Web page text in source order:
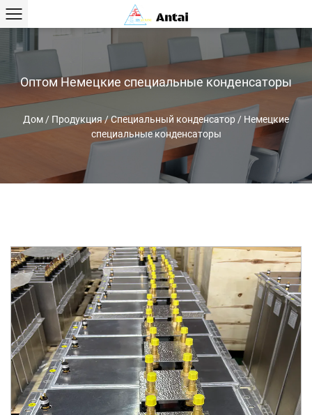
Оптом Немецкие специальные конденсаторы
Дом / Продукция/Специальный конденсатор / Немецкие
специальные конденсаторы